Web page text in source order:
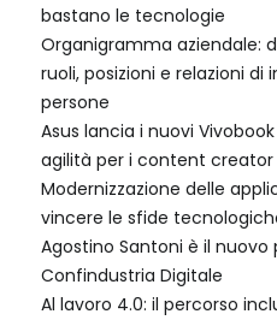
bastano le tecnologie
Organigramma aziendale:
ruoli, posizioni e relazioni di
persone
Asus lancia i nuovi
agilità per i content creator
Modernizzazione delle
vincere le sfide
Agostino Santoni è il nuovo
Confindustria Digitale
Al lavoro 4.0: il percorso